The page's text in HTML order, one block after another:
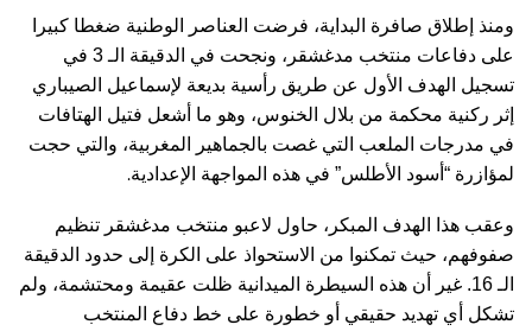
ومنذ إطلاق صافرة البداية، فرضت العناصر الوطنية ضغطا كبيرا
على دفاعات منتخب مدغشقر، ونجحت في الدقيقة الـ 3 في
تسجيل الهدف الأول عن طريق رأسية بديعة لإسماعيل الصيباري
إثر ركنية محكمة من بلال الخنوس، وهو ما أشعل فتيل الهتافات
في مدرجات الملعب التي غصت بالجماهير المغربية، والتي حجت
لمؤازرة “أسود الأطلس” في هذه المواجهة الإعدادية.
وعقب هذا الهدف المبكر، حاول لاعبو منتخب مدغشقر تنظيم
صفوفهم، حيث تمكنوا من الاستحواذ على الكرة إلى حدود الدقيقة
الـ 16. غير أن هذه السيطرة الميدانية ظلت عقيمة ومحتشمة، ولم
تشكل أي تهديد حقيقي أو خطورة على خط دفاع المنتخب